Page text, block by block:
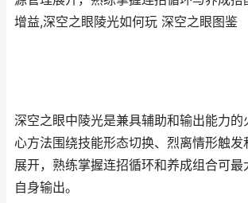
增益,深空之眼陵光如何玩 深空之眼图鉴
深空之眼中陵光是兼具辅助和输出能力的
心方法围绕技能形态切换、烈离情形触发
展开，熟练掌握连招循环和养成组合可最
自身输出。